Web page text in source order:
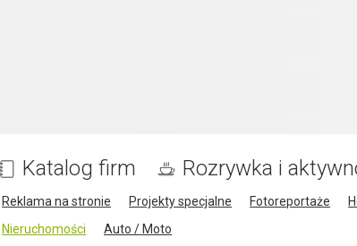
Katalog firm Rozrywka i
Reklama na stronie Projekty specjalne Fotoreportaże
Nieruchomości
Auto / Moto